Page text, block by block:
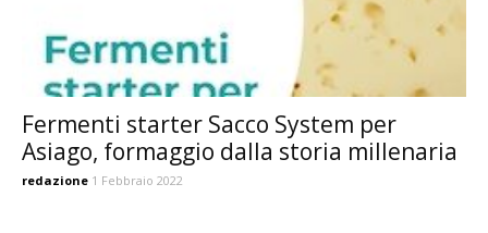
Fermenti starter Sacco System per
Asiago, formaggio dalla storia millenaria
redazione 1 Febbraio 2022